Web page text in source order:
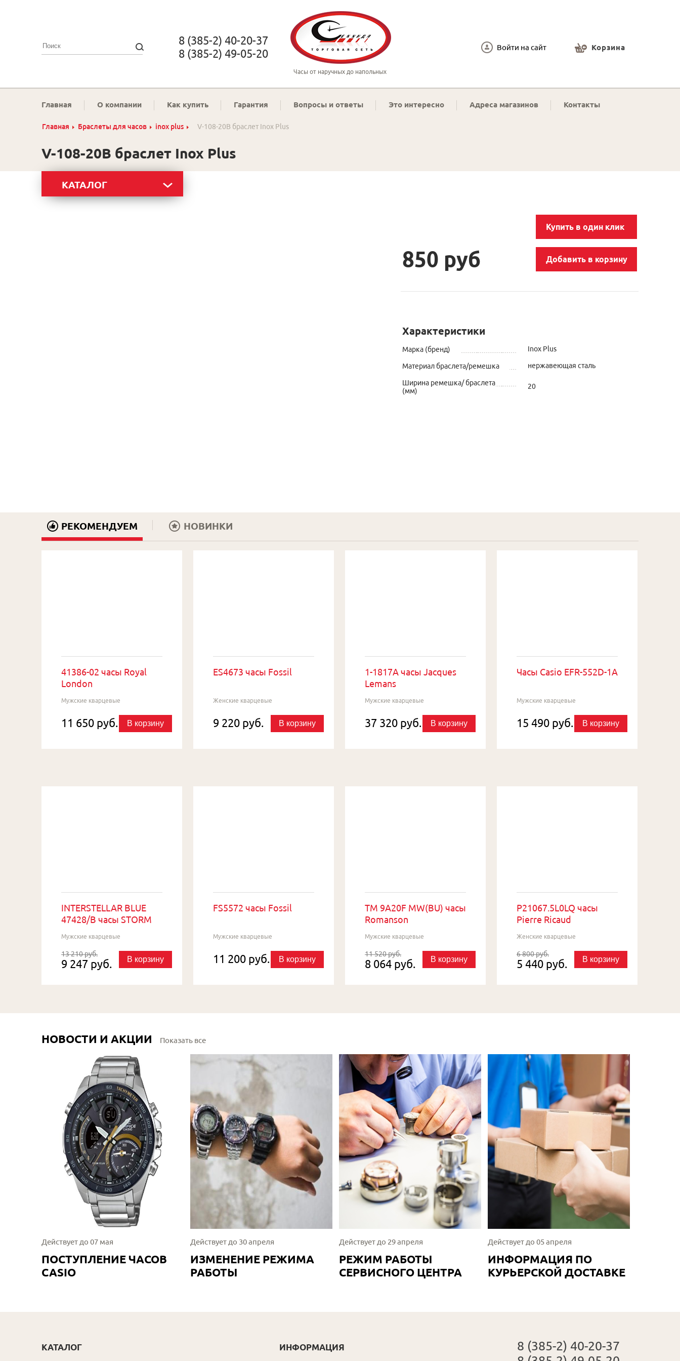
8 (385-2) 40-20-37
8 (385-2) 49-05-20
Часы от наручных до напольных
Войти на сайт Корзина
Главная О компании Как купить Гарантия Вопросы и ответы Это интересно Адреса магазинов Контакты
Главная Браслеты для часов inox plus V-108-20B браслет Inox Plus
V-108-20B браслет Inox Plus
КАТАЛОГ
Купить в один клик
850 руб Добавить в корзину
Характеристики
Марка (бренд) Inox Plus
Материал браслета/ремешка нержавеющая сталь
Ширина ремешка/ браслета
(мм)
20
РЕКОМЕНДУЕМ НОВИНКИ
41386-02 часы Royal
London
Мужские кварцевые
11 650 руб. В корзину
ES4673 часы Fossil
Женские кварцевые
9 220 руб. В корзину
1-1817A часы Jacques
Lemans
Мужские кварцевые
37 320 руб. В корзину
Часы Casio EFR-552D-1A
Мужские кварцевые
15 490 руб. В корзину
INTERSTELLAR BLUE
47428/B часы STORM
Мужские кварцевые
13 210 руб.
9 247 руб. В корзину
FS5572 часы Fossil
Мужские кварцевые
11 200 руб. В корзину
TM 9A20F MW(BU) часы
Romanson
Мужские кварцевые
11 520 руб.
8 064 руб. В корзину
P21067.5L0LQ часы
Pierre Ricaud
Женские кварцевые
6 800 руб.
5 440 руб. В корзину
НОВОСТИ И АКЦИИ Показать все
Действует до 07 мая
ПОСТУПЛЕНИЕ ЧАСОВ
CASIO
Действует до 30 апреля
ИЗМЕНЕНИЕ РЕЖИМА
РАБОТЫ
Действует до 29 апреля
РЕЖИМ РАБОТЫ
СЕРВИСНОГО ЦЕНТРА
Действует до 05 апреля
ИНФОРМАЦИЯ ПО
КУРЬЕРСКОЙ ДОСТАВКЕ
КАТАЛОГ ИНФОРМАЦИЯ
8 (385-2) 40-20-37